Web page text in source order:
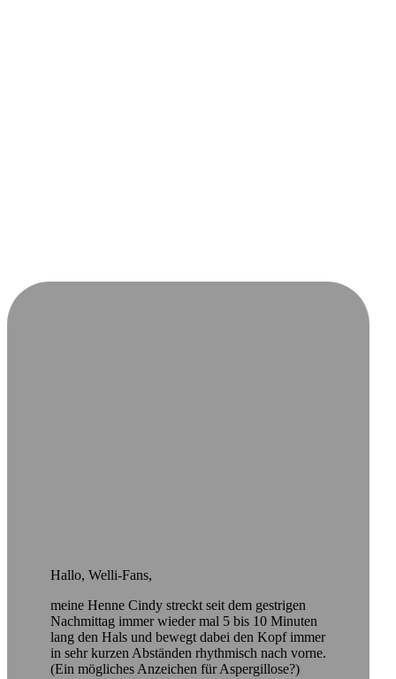
Hallo, Welli-Fans,
meine Henne Cindy streckt seit dem gestrigen
Nachmittag immer wieder mal 5 bis 10 Minuten
lang den Hals und bewegt dabei den Kopf immer
in sehr kurzen Abständen rhythmisch nach vorne.
(Ein mögliches Anzeichen für Aspergillose?)